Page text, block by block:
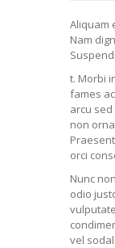
Aliquam
Nam
t. Morbi
fames
arcu
non
orci
Nunc
odio
vel